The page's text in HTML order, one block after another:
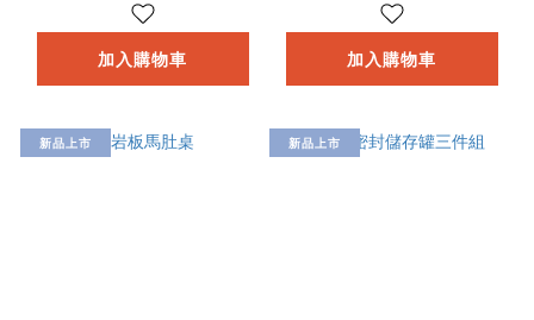
加入購物車 加入購物車
新品上市 新品上市